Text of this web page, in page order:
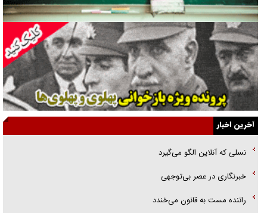
فوتبال و آن «بالا»!
راهبرد غافلگیری با نسل جدید پهپاد‌ها
جنجال پزشکان تقلبی در صنعت زیبایی
یهودی‌ها در ادبیات داستانی اروپا؛ از شکسپیر تا دیکنز
گفت‌وگو با خواهر یکی از شهدای جنگ رمضان/ خواهرم فرمانده جهادی و
اهل خدمت بی‌منت بود
آخرین اخبار
نسلی که آنلاین الگو می‌گیرد
‌خبرنگاری در عصر بی‌توجهی
راننده مست به قانون می‌خندد